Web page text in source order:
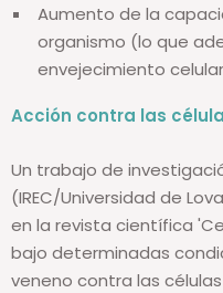
Aumento de la
organismo (lo que
envejecimiento
Acción contra las
Un trabajo de
(IREC/Universidad de
en la revista científica
bajo determinadas
veneno contra las